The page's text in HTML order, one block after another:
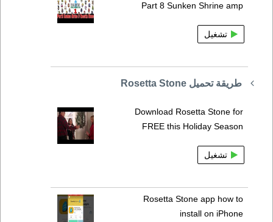
Part 8 Sunken Shrine amp
تشغيل
طريقة تحميل Rosetta Stone
Download Rosetta Stone for
FREE this Holiday Season
تشغيل
Rosetta Stone app how to
install on iPhone